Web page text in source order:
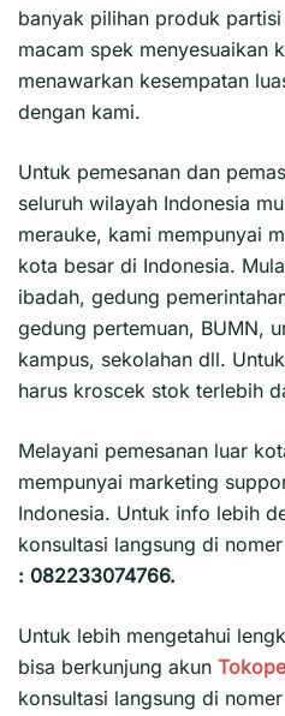
banyak pilihan produk
macam spek menyesuaikan
menawarkan kesempatan
dengan kami.
Untuk pemesanan dan
seluruh wilayah Indonesia
merauke, kami mempunyai
kota besar di Indonesia.
ibadah, gedung
gedung pertemuan, BUMN,
kampus, sekolahan dll.
harus kroscek stok terlebih
Melayani pemesanan luar
mempunyai marketing
Indonesia. Untuk info lebih
konsultasi langsung di
: 082233074766.
Untuk lebih mengetahui
bisa berkunjung akun
konsultasi langsung di